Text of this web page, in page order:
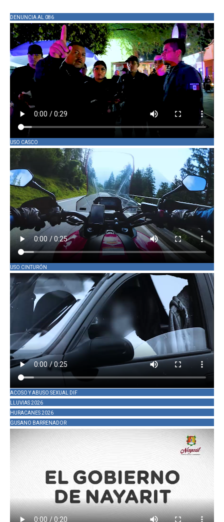
DENUNCIA AL 086
USO CASCO
USO CINTURÓN
ACOSO Y ABUSO SEXUAL DIF
LLUVIAS 2026
HURACANES 2026
GUSANO BARRENADOR